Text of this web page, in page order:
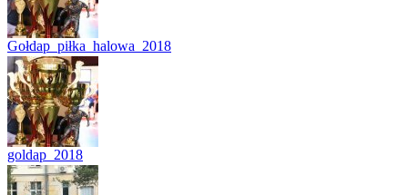
Gołdap_piłka_halowa_2018
(10)
goldap_2018
(10)